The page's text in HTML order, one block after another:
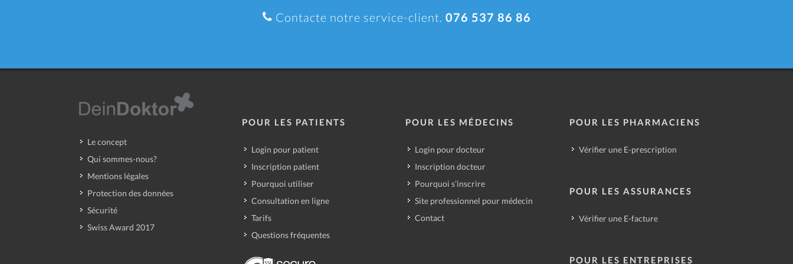
Contacte notre service-client. 076 537 86 86
Le concept
Qui sommes-nous?
Mentions légales
Protection des données
Sécurité
Swiss Award 2017
POUR LES PATIENTS
Login pour patient
Inscription patient
Pourquoi utiliser
Consultation en ligne
Tarifs
Questions fréquentes
POUR LES MÉDECINS
Login pour docteur
Inscription docteur
Pourquoi s’inscrire
Site professionnel pour médecin
Contact
POUR LES PHARMACIENS
Vérifier une E-prescription
POUR LES ASSURANCES
Vérifier une E-facture
POUR LES ENTREPRISES